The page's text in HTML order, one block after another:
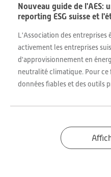
Nouveau guide de l'AES:
reporting ESG suisse et
L'Association des entreprises
activement les entreprises
d'approvisionnement en
neutralité climatique. Pour ce
données fiables et des outils